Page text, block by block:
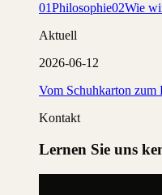
01Philosophie02Wie
Aktuell
2026-06-12
Vom Schuhkarton zum
Kontakt
Lernen Sie uns